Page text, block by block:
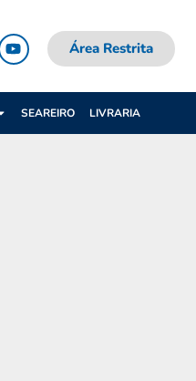
Área Restrita
SEAREIRO LIVRARIA